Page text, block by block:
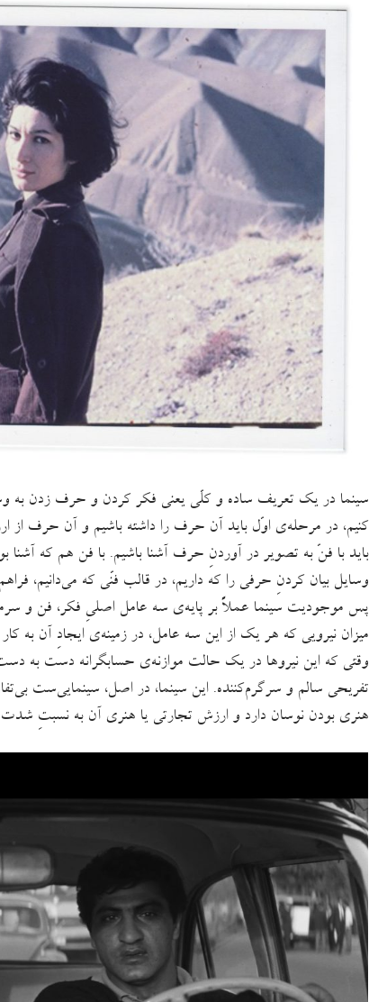
سینما در یک تعریف ساده و کلّی یعنی فکر کردن و حرف زدن به
کنیم، در مرحله‌ی اوّل باید آن حرف را داشته باشیم و آن حرف از
باید با فنّ به تصویر در آوردنِ حرف آشنا باشیم. با فن هم که آشنا
وسایل بیان کردنِ حرفی را که داریم، در قالب فنّی که می‌دانیم،
پس موجودیت سینما عملاً بر پایه‌ی سه عامل اصلیِ فکر، فن و
میزان نیرویی که هر یک از این سه عامل، در زمینه‌ی ایجادِ آن به کار
وقتی که این نیروها در یک حالت موازنه‌ی حسابگرانه دست به
تفریحی سالم و سرگرم‌کننده. این سینما، در اصل، سینمایی‌ست
هنری بودن نوسان دارد و ارزش تجارتی یا هنری آن به نسبتِ شدت